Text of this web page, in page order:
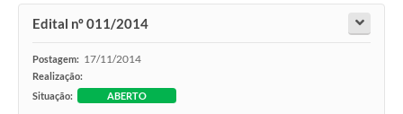
Edital nº 011/2014
Postagem: 17/11/2014
Realização:
Situação:
ABERTO